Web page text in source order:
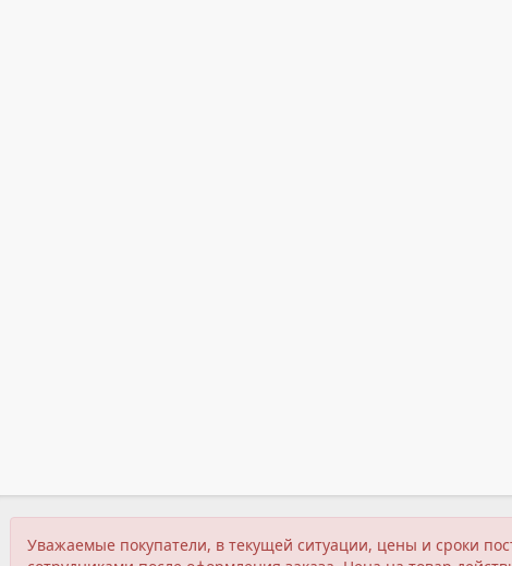
Уважаемые покупатели, в текущей ситуации, цены и сроки